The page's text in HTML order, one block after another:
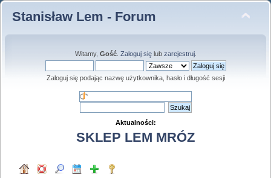
Stanisław Lem - Forum
Witamy, Gość. Zaloguj sięlub zarejestruj.
Zaloguj się podając nazwę użytkownika, hasło i długość sesji
Aktualności:
SKLEP LEM MRÓZ